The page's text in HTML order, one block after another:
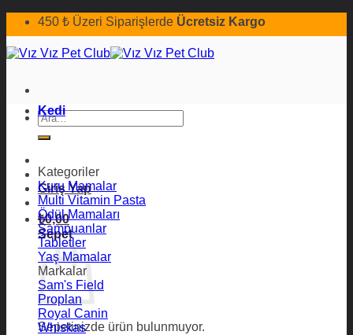
İçeriğe450 ₺ Üzeri Siparişlerde Ücretsiz Kargo
Ara:
Giriş Yap
₺0,00
Sepet
Sepetinizde ürün bulunmuyor.
Kedi
Kategoriler
Kuru Mamalar
Multi Vitamin Pasta
Ödül Mamaları
Şampuanlar
Tabletler
Yaş Mamalar
Markalar
Sam's Field
Proplan
Royal Canin
Whiskas